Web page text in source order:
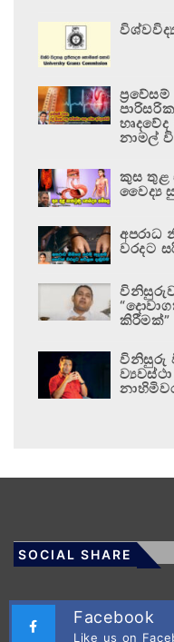
නාමල්
කුස තුළ
වෛද්‍ය
අපරාධ
වරදට
කිරීමක්”
විනිසුරු
SOCIAL SHARE
Facebook
Like us on